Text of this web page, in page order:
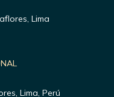
Lima
Lima, Perú